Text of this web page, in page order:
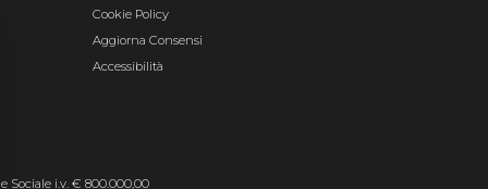
Cookie Policy
Aggiorna Consensi
Accessibilità
Sociale i.v. € 800.000,00